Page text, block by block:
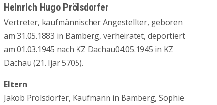
Heinrich Hugo Prölsdorfer
Vertreter, kaufmännischer Angestellter, geboren
am 31.05.1883 in Bamberg, verheiratet, deportiert
am 01.03.1945 nach KZ Dachau04.05.1945 in KZ
Dachau (21. Ijar 5705).
Eltern
Jakob Prölsdorfer, Kaufmann in Bamberg, Sophie